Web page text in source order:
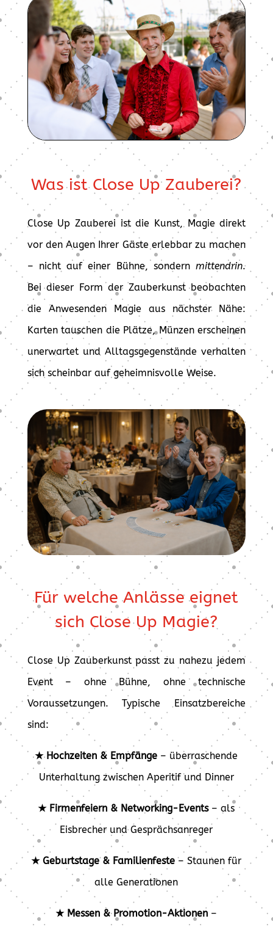
Was ist Close Up Zauberei?
Close Up Zauberei ist die Kunst, Magie direkt
vor den Augen Ihrer Gäste erlebbar zu machen
– nicht auf einer Bühne, sondernmittendrin.
Bei dieser Form der Zauberkunst beobachten
die Anwesenden Magie aus nächster Nähe:
Karten tauschen die Plätze, Münzen erscheinen
unerwartet und Alltagsgegenstände verhalten
sich scheinbar auf geheimnisvolle Weise.
Für welche Anlässe eignet
sich Close Up Magie?
Close Up Zauberkunst passt zu nahezu jedem
Event – ohne Bühne, ohne technische
Voraussetzungen. Typische Einsatzbereiche
sind:
★ Hochzeiten & Empfänge – überraschende
Unterhaltung zwischen Aperitif und Dinner
★ Firmenfeiern & Networking-Events– als
Eisbrecher und Gesprächsanreger
★ Geburtstage & Familienfeste – Staunen für
alle Generationen
★ Messen & Promotion-Aktionen –